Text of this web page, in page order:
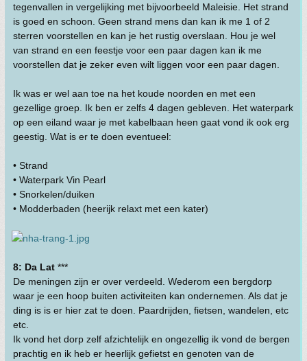
tegenvallen in vergelijking met bijvoorbeeld Maleisie. Het strand
is goed en schoon. Geen strand mens dan kan ik me 1 of 2
sterren voorstellen en kan je het rustig overslaan. Hou je wel
van strand en een feestje voor een paar dagen kan ik me
voorstellen dat je zeker even wilt liggen voor een paar dagen.
Ik was er wel aan toe na het koude noorden en met een
gezellige groep. Ik ben er zelfs 4 dagen gebleven. Het waterpark
op een eiland waar je met kabelbaan heen gaat vond ik ook erg
geestig. Wat is er te doen eventueel:
• Strand
• Waterpark Vin Pearl
• Snorkelen/duiken
• Modderbaden (heerijk relaxt met een kater)
8: Da Lat ***
De meningen zijn er over verdeeld. Wederom een bergdorp
waar je een hoop buiten activiteiten kan ondernemen. Als dat je
ding is is er hier zat te doen. Paardrijden, fietsen, wandelen, etc
etc.
Ik vond het dorp zelf afzichtelijk en ongezellig ik vond de bergen
prachtig en ik heb er heerlijk gefietst en genoten van de